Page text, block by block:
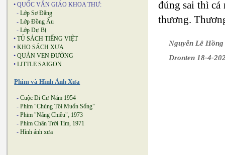
• QUỐC VĂN GIÁO KHOA THƯ:
- Lớp Sơ Đẳng
- Lớp Đồng Ấu
- Lớp Dự Bị
• TỦ SÁCH TIẾNG VIỆT
• KHO SÁCH XƯA
• QUÁN VEN ĐƯỜNG
• LITTLE SAIGON
Phim và Hình Ảnh Xưa
- Cuộc Di Cư Năm 1954
- Phim "Chúng Tôi Muốn Sống"
- Phim "Nắng Chiều", 1973
- Phim Chân Trời Tím, 1971
- Hình ảnh xưa
đúng sai thì cá
thương.
Nguyễn Lê
Dronten 18-4-